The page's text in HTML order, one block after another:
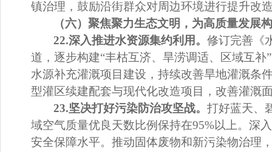
镇治理， 鼓励沿街群众对周边环境进行提升改
（六）聚焦聚力生态文明，为高质量发展
22.深入推进水资源集约利用。修订完善《
道，逐步构建“丰枯互济、旱涝调适、区域互补”
水源补充灌溉项目建设，持续改善旱地灌溉条
型灌区续建配套与现代化改造项目，改善灌溉
23.坚决打好污染防治攻坚战。打好蓝天、
域空气质量优良天数比例保持在95%以上。 深
安全保障水平。推动固体废物和新污染物治理